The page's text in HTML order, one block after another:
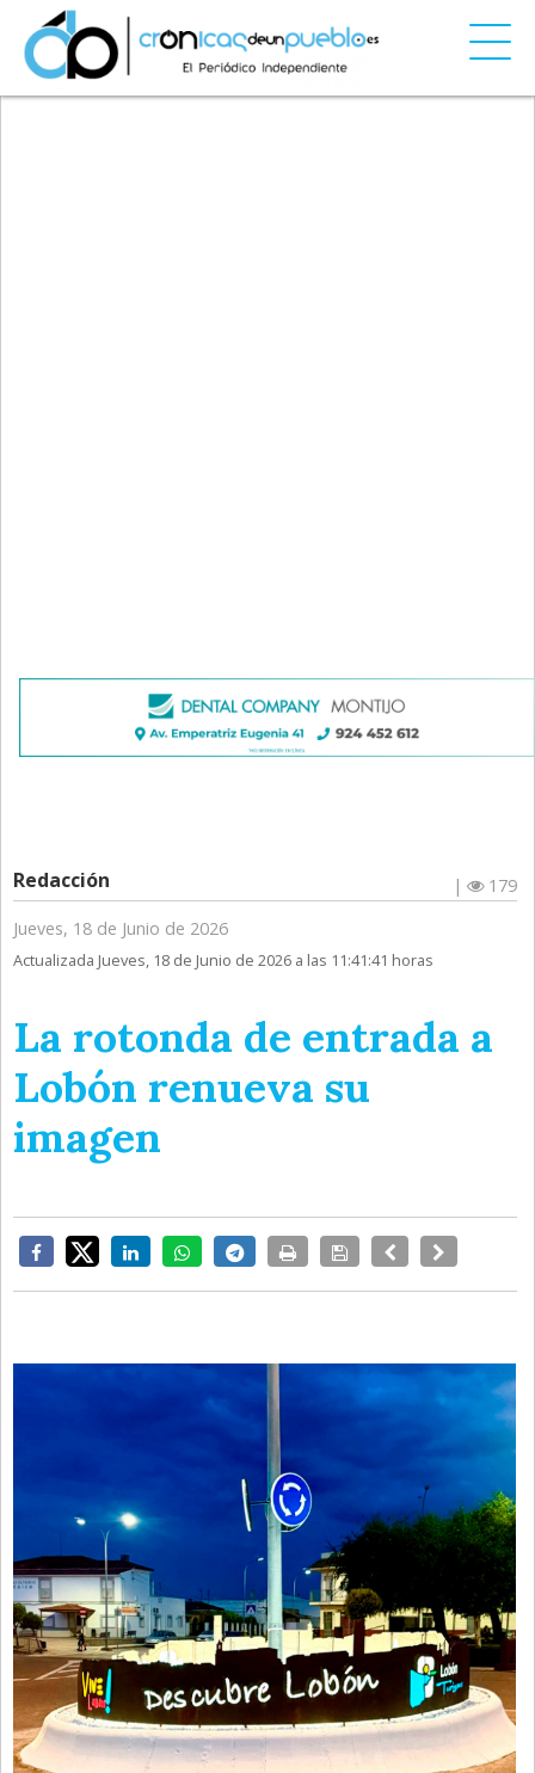
Redacción |
179
Jueves, 18 de Junio de 2026
Actualizada Jueves, 18 de Junio de 2026 a las 11:41:41 horas
La rotonda de entrada a
Lobón renueva su
imagen